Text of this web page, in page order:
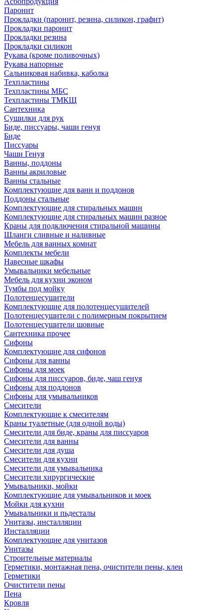
Паронит
Прокладки (паронит, резина, силикон, графит)
Прокладки паронит
Прокладки резина
Прокладки силикон
Рукава (кроме поливочных)
Рукава напорные
Сальниковая набивка, каболка
Техпластины
Техпластины МБС
Техпластины ТМКЩ
Сантехника
Сушилки для рук
Биде, писсуары, чаши генуя
Биде
Писсуары
Чаши Генуя
Ванны, поддоны
Ванны акриловые
Ванны стальные
Комплектующие для ванн и поддонов
Поддоны стальные
Комплектующие для стиральных машин
Комплектующие для стиральных машин разное
Краны для подключения стиральной машины
Шланги сливные и наливные
Мебель для ванных комнат
Комплекты мебели
Навесные шкафы
Умывальники мебельные
Мебель для кухни эконом
Тумбы под мойку
Полотенцесушители
Комплектующие для полотенцесушителей
Полотенцесушители с полимерным покрытием
Полотенцесушители шовные
Сантехника прочее
Сифоны
Комплектующие для сифонов
Сифоны для ванны
Сифоны для моек
Сифоны для писсуаров, биде, чаш генуя
Сифоны для поддонов
Сифоны для умывальников
Смесители
Комплектующие к смесителям
Краны туалетные (для одной воды)
Смесители для биде, краны для писсуаров
Смесители для ванны
Смесители для душа
Смесители для кухни
Смесители для умывальника
Смесители хирургические
Умывальники, мойки
Комплектующие для умывальников и моек
Мойки для кухни
Умывальники и пьдесталы
Унитазы, инсталляции
Инсталляции
Комплектующие для унитазов
Унитазы
Строительные материалы
Герметики, монтажная пена, очистители пены, клеи
Герметики
Очистители пены
Пена
Кровля